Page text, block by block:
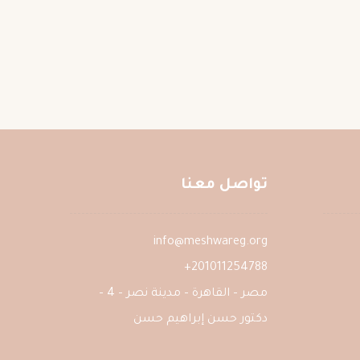
تواصل معنا
info@meshwareg.org
201011254788+
مصر – القاهرة – مدينة نصر – 4 –
دكتور حسن إبراهيم حسن